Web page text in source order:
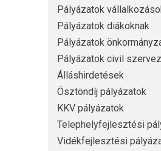
Pályázatok
Pályázatok diákoknak
Pályázatok
Pályázatok civil
Álláshirdetések
Ösztöndíj pályázatok
KKV pályázatok
Telephelyfejlesztési
Vidékfejlesztési